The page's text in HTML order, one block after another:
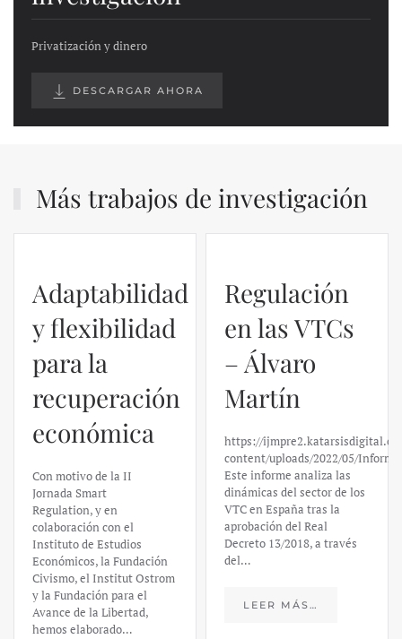
Privatización y dinero
DESCARGAR AHORA
Más trabajos de investigación
Adaptabilidad
y flexibilidad
para la
recuperación
económica
Con motivo de la II
Jornada Smart
Regulation, y en
colaboración con el
Instituto de Estudios
Económicos, la Fundación
Civismo, el Institut Ostrom
y la Fundación para el
Avance de la Libertad,
hemos elaborado…
Regulación
en las VTCs
– Álvaro
Martín
https://
content/uploads/2022/05/
Este informe analiza las
dinámicas del sector de los
VTC en España tras la
aprobación del Real
Decreto 13/2018, a través
del…
LEER MÁS…